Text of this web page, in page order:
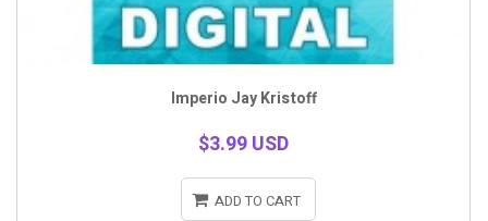
Imperio Jay Kristoff
$3.99 USD
ADD TO CART